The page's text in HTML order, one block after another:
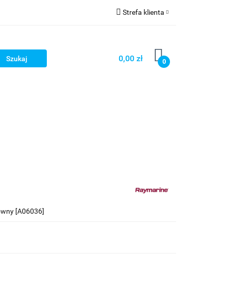
Strefa klienta
Zarejestruj się
Dodaj zgłoszenie
0,00 zł 0
[A06036]